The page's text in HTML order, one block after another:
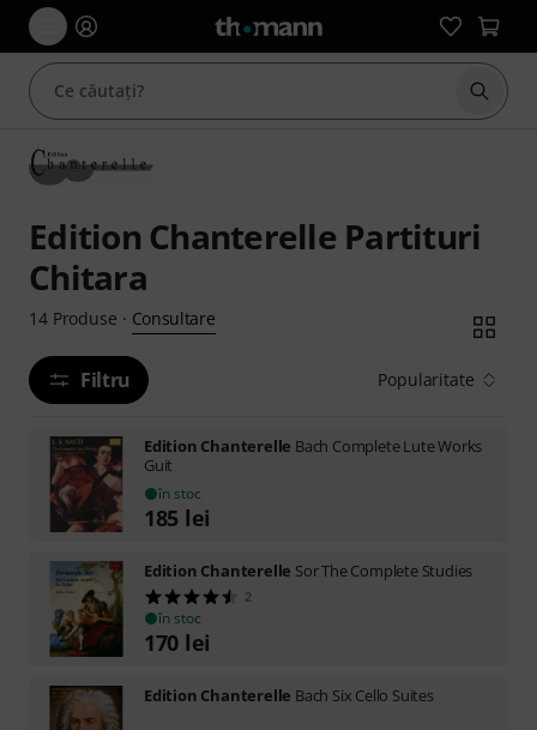
Edition Chanterelle Partituri
Chitara
14 Produse · Consultare
Filtru Popularitate
Edition Chanterelle Bach Complete Lute Works
Guit
în stoc
185 lei
Edition Chanterelle Sor The Complete Studies
2
în stoc
170 lei
Edition Chanterelle Bach Six Cello Suites